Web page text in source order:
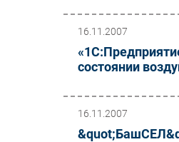
16.11.2007
состоянии
16.11.2007